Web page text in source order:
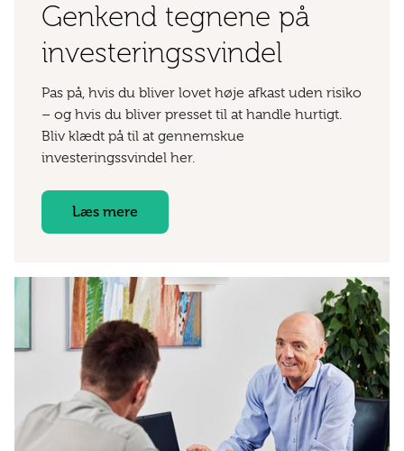
Genkend tegnene på
investeringssvindel
Pas på, hvis du bliver lovet høje afkast uden risiko
– og hvis du bliver presset til at handle hurtigt.
Bliv klædt på til at gennemskue
investeringssvindel her.
Læs mere